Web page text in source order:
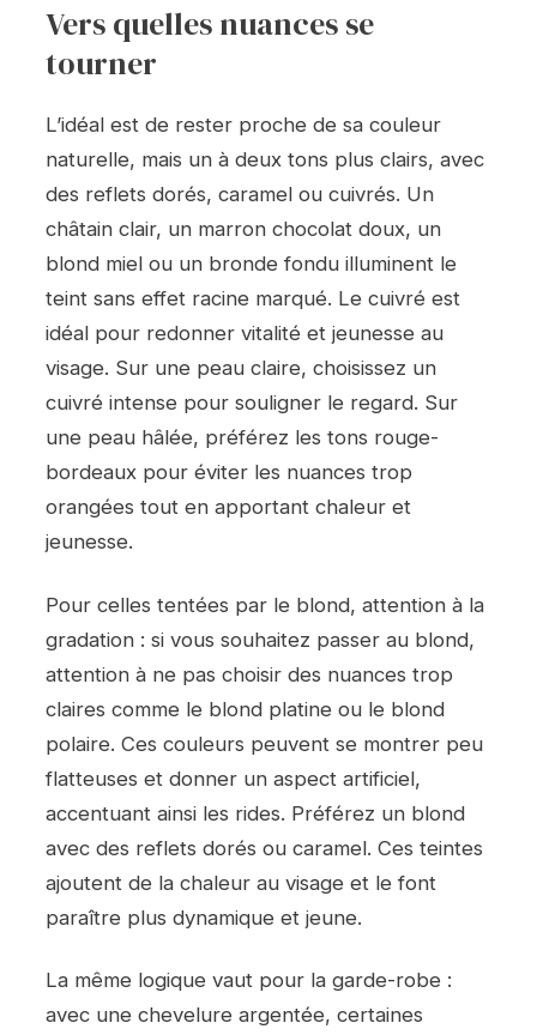
Vers quelles nuances se
tourner
L’idéal est de rester proche de sa couleur
naturelle, mais un à deux tons plus clairs, avec
des reflets dorés, caramel ou cuivrés. Un
châtain clair, un marron chocolat doux, un
blond miel ou un bronde fondu illuminent le
teint sans effet racine marqué. Le cuivré est
idéal pour redonner vitalité et jeunesse au
visage. Sur une peau claire, choisissez un
cuivré intense pour souligner le regard. Sur
une peau hâlée, préférez les tons rouge-
bordeaux pour éviter les nuances trop
orangées tout en apportant chaleur et
jeunesse.
Pour celles tentées par le blond, attention à la
gradation : si vous souhaitez passer au blond,
attention à ne pas choisir des nuances trop
claires comme le blond platine ou le blond
polaire. Ces couleurs peuvent se montrer peu
flatteuses et donner un aspect artificiel,
accentuant ainsi les rides. Préférez un blond
avec des reflets dorés ou caramel. Ces teintes
ajoutent de la chaleur au visage et le font
paraître plus dynamique et jeune.
La même logique vaut pour la garde-robe :
avec une chevelure argentée, certaines